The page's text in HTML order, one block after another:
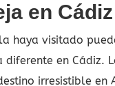
en Cádiz
haya visitado
en Cádiz.
irresistible en